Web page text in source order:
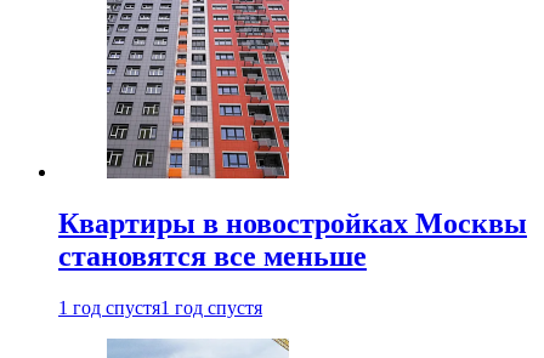
Квартиры в новостройках Москвы
становятся все меньше
1 год спустя1 год спустя